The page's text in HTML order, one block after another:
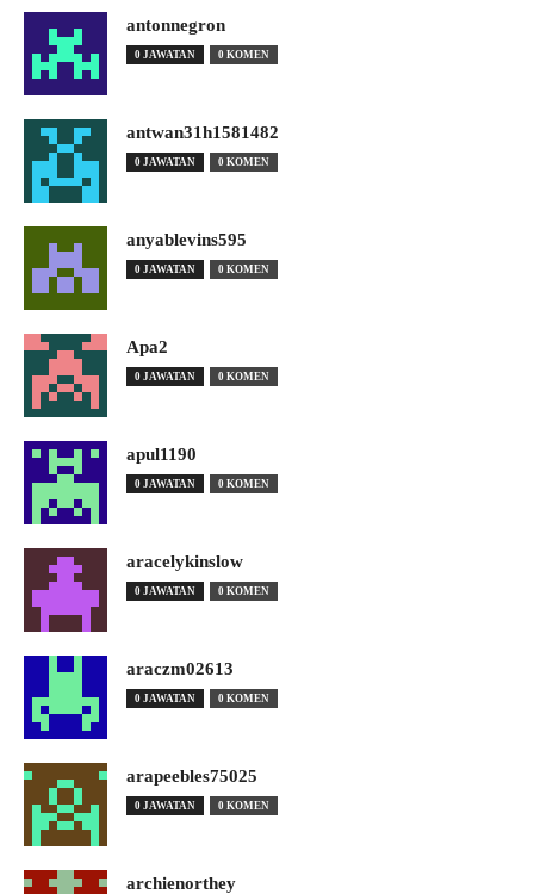
antonnegron
0 JAWATAN 0 KOMEN
antwan31h1581482
0 JAWATAN 0 KOMEN
anyablevins595
0 JAWATAN 0 KOMEN
Apa2
0 JAWATAN 0 KOMEN
apul1190
0 JAWATAN 0 KOMEN
aracelykinslow
0 JAWATAN 0 KOMEN
araczm02613
0 JAWATAN 0 KOMEN
arapeebles75025
0 JAWATAN 0 KOMEN
archienorthey